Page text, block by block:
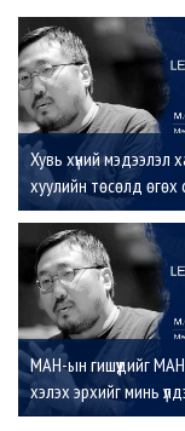
Хувь хүний мэдээлэл
хуулийн төсөлд өгөх
МАН-ын гишүүдийг
хэлэх эрхийг минь